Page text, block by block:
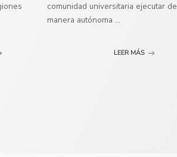
comunidad universitaria ejecutar de
manera autónoma ...
LEER MÁS